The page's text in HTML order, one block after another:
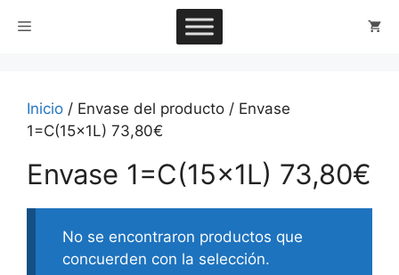
Menú
Inicio / Envase del producto / Envase
1=C(15x1L) 73,80€
Envase 1=C(15x1L) 73,80€
No se encontraron productos que
concuerden con la selección.